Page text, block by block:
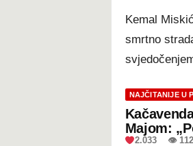
Kemal
smrtno
NAJČITANIJE U
Majom:
2.033 👁